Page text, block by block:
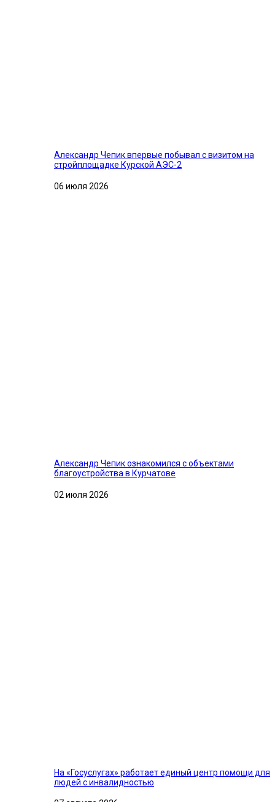
Александр Чепик впервые побывал с визитом на
стройплощадке Курской АЭС-2
06 июля 2026
Александр Чепик ознакомился с объектами
благоустройства в Курчатове
02 июля 2026
На «Госуслугах» работает единый центр помощи для
людей с инвалидностью